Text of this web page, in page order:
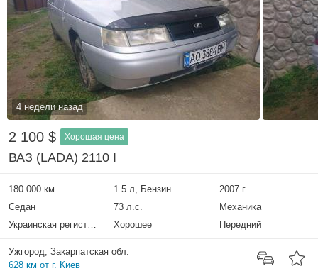
4 недели назад
2 100 $ Хорошая цена
ВАЗ (LADA) 2110 I
180 000 км 1.5 л, Бензин
2007 г.
Седан
73 л.с.
Механика
Украинская регистрация
Хорошее Передний
Ужгород, Закарпатская обл.
628 км от г. Киев